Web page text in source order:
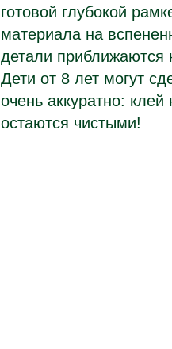
готовой глубокой
материала на
детали приближаются
Дети от 8 лет могут
очень аккуратно:
остаются чистыми!